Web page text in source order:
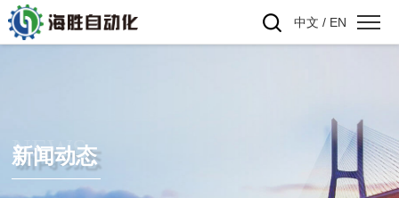
中文 / EN
NEWS
新闻动态